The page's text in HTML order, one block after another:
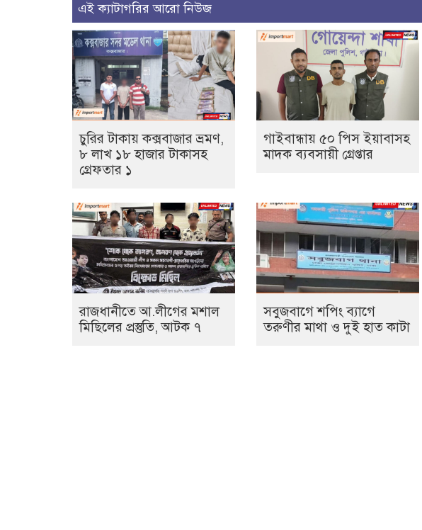
এই ক্যাটাগরির আরো নিউজ
চুরির টাকায় কক্সবাজার ভ্রমণ,
৮ লাখ ১৮ হাজার টাকাসহ
গ্রেফতার ১
গাইবান্ধায় ৫০ পিস ইয়াবাসহ
মাদক ব্যবসায়ী গ্রেপ্তার
রাজধানীতে আ.লীগের মশাল
মিছিলের প্রস্তুতি, আটক ৭
সবুজবাগে শপিং ব্যাগে
তরুণীর মাথা ও দুই হাত কাটা